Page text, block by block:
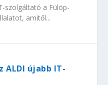
szolgáltató a Fülöp-
amitől...
ALDI újabb IT-